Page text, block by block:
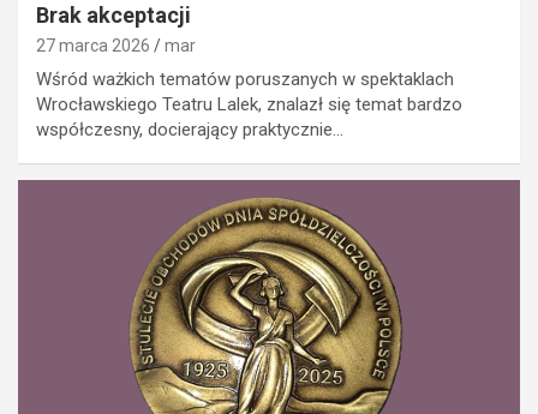
Brak akceptacji
27 marca 2026 mar
Wśród ważkich tematów poruszanych w spektaklach
Wrocławskiego Teatru Lalek, znalazł się temat bardzo
współczesny, docierający praktycznie…